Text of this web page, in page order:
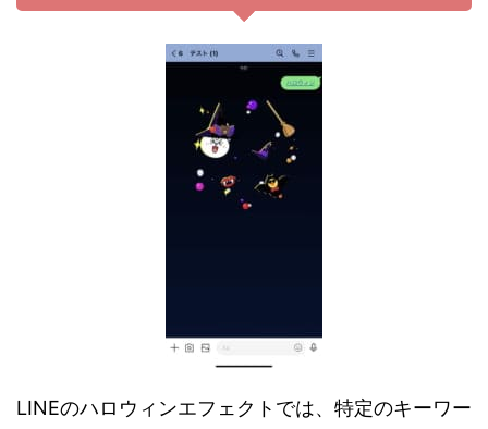
LINEのハロウィンエフェクトでは、特定のキーワー